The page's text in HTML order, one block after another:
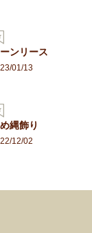
ンリース
01/13
縄飾り
12/02